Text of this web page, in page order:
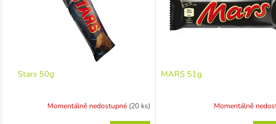
Stars 50g
Momentálně nedostupné (20 ks)
MARS 51g
Momentálně